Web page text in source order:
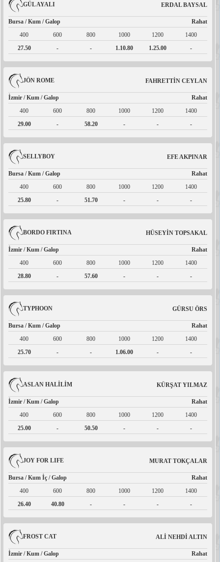
GÜL AYALI ERDAL BAYSAL
Bursa / Kum / Galop
Rahat
400
600 800 1000 1200
1400
27.50
- - 1.10.80 1.25.00 -
JÖN ROME FAHRETTİN CEYLAN
İzmir / Kum / Galop
Rahat
400
600 800 1000 1200
1400
29.00
- 58.20 - - -
SELLYBOY EFE AKPINAR
Bursa / Kum / Galop
Rahat
400
600 800 1000 1200
1400
25.80
- 51.70 - - -
BORDO FIRTINA HÜSEYİN TOPSAKAL
İzmir / Kum / Galop
Rahat
400
600 800 1000 1200
1400
28.80
- 57.60 - - -
TYPHOON GÜRSU ÖRS
Bursa / Kum / Galop
Rahat
400
600 800 1000 1200
1400
25.70
- - 1.06.00 - -
ASLAN HALİLİM KÜRŞAT YILMAZ
İzmir / Kum / Galop
Rahat
400
600 800 1000 1200
1400
25.00
- 50.50 - - -
JOY FOR LIFE MURAT TOKÇALAR
Bursa / Kum İç / Galop
Rahat
400
600 800 1000 1200
1400
26.40
40.80 - - - -
FROST CAT ALİ NEHDİ ALTIN
İzmir / Kum / Galop
Rahat